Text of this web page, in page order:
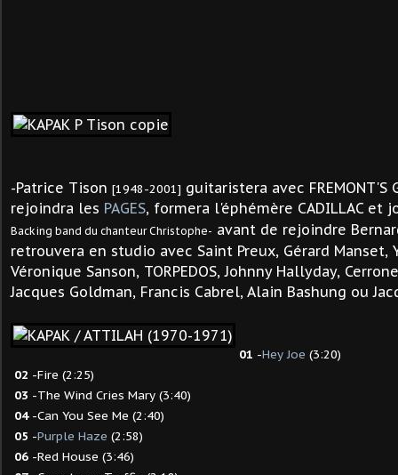
-Patrice Tison [1948-2001] guitaristera avec FREMONT'S
rejoindra les PAGES, formera l'éphémère CADILLAC et
Backing band du chanteur Christophe- avant de rejoindre
retrouvera en studio avec Saint Preux, Gérard Manset,
Véronique Sanson, TORPEDOS, Johnny Hallyday,
Jacques Goldman, Francis Cabrel, Alain Bashung ou
01 -Hey Joe (3:20)
02 -Fire (2:25)
03 -The Wind Cries Mary (3:40)
04-Can You See Me (2:40)
05 -Purple Haze (2:58)
06 -Red House (3:46)